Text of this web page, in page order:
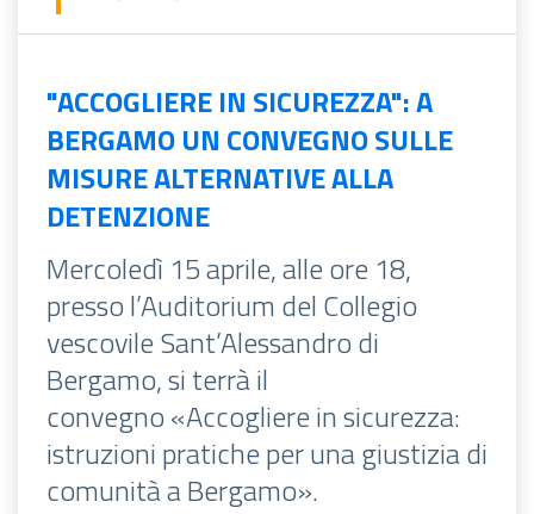
"ACCOGLIERE IN SICUREZZA": A
BERGAMO UN CONVEGNO SULLE
MISURE ALTERNATIVE ALLA
DETENZIONE
Mercoledì 15 aprile, alle ore 18,
presso l’Auditorium del Collegio
vescovile Sant’Alessandro di
Bergamo, si terrà il
convegno «Accogliere in sicurezza:
istruzioni pratiche per una giustizia di
comunità a Bergamo».